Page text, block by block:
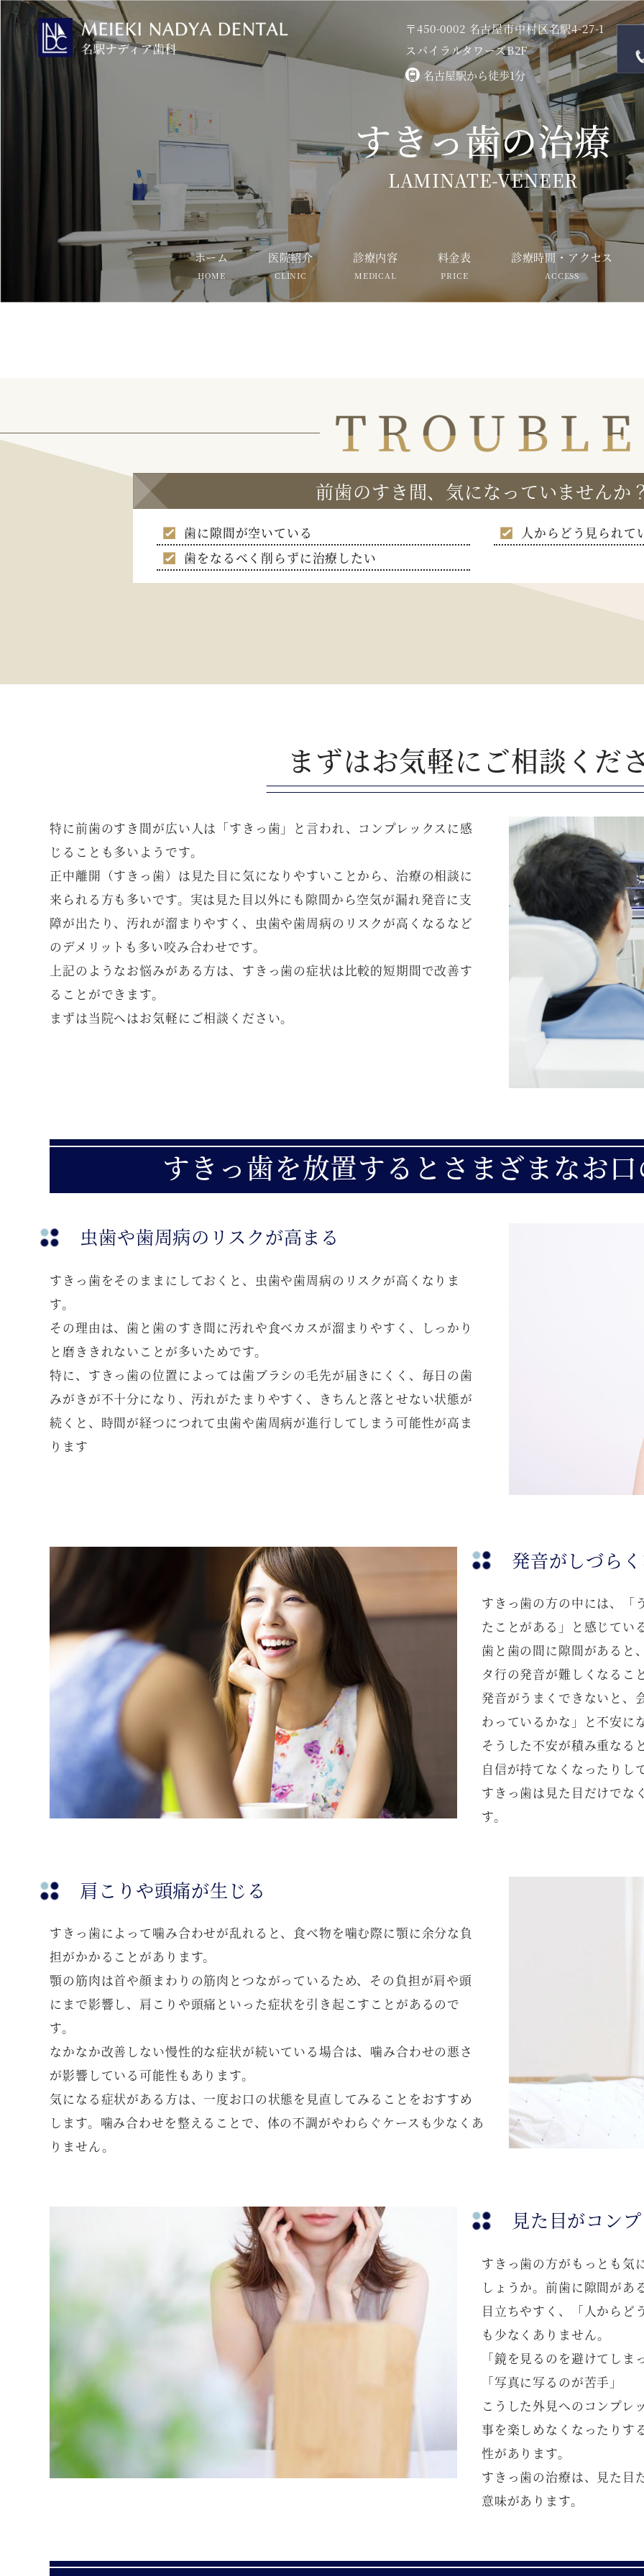
〒450-0002 名古屋市中村区名駅4-27-1
スパイラルタワーズB2F
名古屋駅から徒歩1分
すきっ歯の治療
LAMINATE-VENEER
ホーム
HOME
医院紹介
CLINIC
診療内容
MEDICAL
料金表
PRICE
診療時間・アクセス
ACCESS
前歯のすき間、気になっていませんか
歯に隙間が空いている
人からどう見られて
歯をなるべく削らずに治療したい
まずはお気軽にご相談くだ
特に前歯のすき間が広い人は「すきっ歯」と言われ、コンプレックスに感
じることも多いようです。
正中離開（すきっ歯）は見た目に気になりやすいことから、治療の相談に
来られる方も多いです。実は見た目以外にも隙間から空気が漏れ発音に支
障が出たり、汚れが溜まりやすく、虫歯や歯周病のリスクが高くなるなど
のデメリットも多い咬み合わせです。
上記のようなお悩みがある方は、すきっ歯の症状は比較的短期間で改善す
ることができます。
まずは当院へはお気軽にご相談ください。
すきっ歯を放置するとさまざまなお
虫歯や歯周病のリスクが高まる
すきっ歯をそのままにしておくと、虫歯や歯周病のリスクが高くなりま
す。
その理由は、歯と歯のすき間に汚れや食べカスが溜まりやすく、しっかり
と磨ききれないことが多いためです。
特に、すきっ歯の位置によっては歯ブラシの毛先が届きにくく、毎日の歯
みがきが不十分になり、汚れがたまりやすく、きちんと落とせない状態が
続くと、時間が経つにつれて虫歯や歯周病が進行してしまう可能性が高ま
ります
発音がしづら
すきっ歯の方の中には、「
たことがある」と感じてい
歯と歯の間に隙間があると
タ行の発音が難しくなるこ
発音がうまくできないと、
わっているかな」と不安に
そうした不安が積み重なる
自信が持てなくなったりし
すきっ歯は見た目だけでな
す。
肩こりや頭痛が生じる
すきっ歯によって噛み合わせが乱れると、食べ物を噛む際に顎に余分な負
担がかかることがあります。
顎の筋肉は首や顔まわりの筋肉とつながっているため、その負担が肩や頭
にまで影響し、肩こりや頭痛といった症状を引き起こすことがあるので
す。
なかなか改善しない慢性的な症状が続いている場合は、噛み合わせの悪さ
が影響している可能性もあります。
気になる症状がある方は、一度お口の状態を見直してみることをおすすめ
します。噛み合わせを整えることで、体の不調がやわらぐケースも少なくあ
りません。
見た目がコン
すきっ歯の方がもっとも気
しょうか。前歯に隙間があ
目立ちやすく、「人からど
も少なくありません。
「鏡を見るのを避けてしま
「写真に写るのが苦手」
こうした外見へのコンプレ
事を楽しめなくなったりす
性があります。
すきっ歯の治療は、見た目
意味があります。